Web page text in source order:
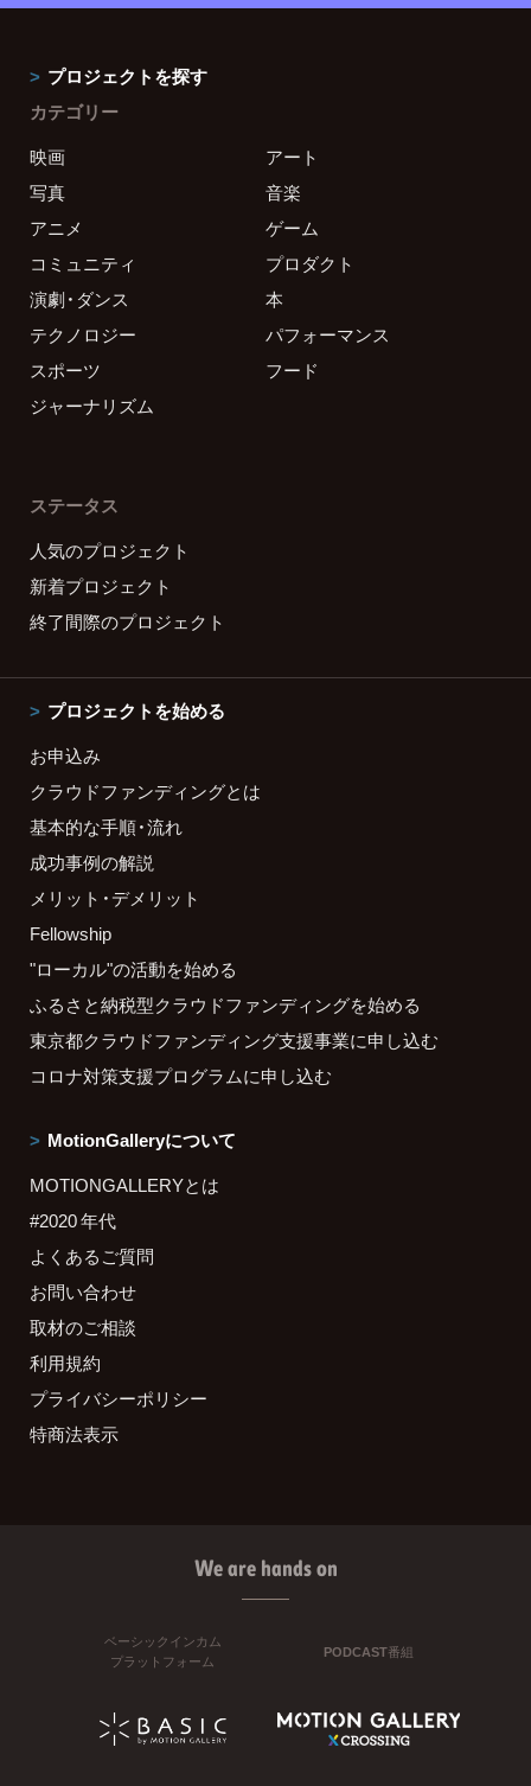
プロジェクトを探す
カテゴリー
映画
アート
写真
音楽
アニメ
ゲーム
コミュニティ
プロダクト
演劇・ダンス
本
テクノロジー
パフォーマンス
スポーツ
フード
ジャーナリズム
ステータス
人気のプロジェクト
新着プロジェクト
終了間際のプロジェクト
プロジェクトを始める
お申込み
クラウドファンディングとは
基本的な手順・流れ
成功事例の解説
メリット・デメリット
Fellowship
"ローカル"の活動を始める
ふるさと納税型クラウドファンディングを始める
東京都クラウドファンディング支援事業に申し込む
コロナ対策支援プログラムに申し込む
MotionGalleryについて
MOTIONGALLERYとは
#2020 年代
よくあるご質問
お問い合わせ
取材のご相談
利用規約
プライバシーポリシー
特商法表示
We are hands on
ベーシックインカム
プラットフォーム
PODCAST番組